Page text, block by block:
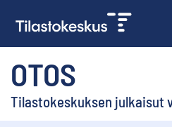
OTOS
Tilastokeskuksen julkaisut